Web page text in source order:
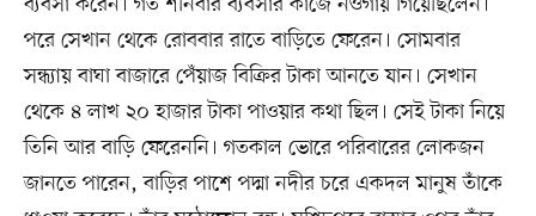
পরে সেখান থেকে রোববার রাতে বাড়িতে ফেরেন। সোমবার
সন্ধ্যায় বাঘা বাজারে পেঁয়াজ বিক্রির টাকা আনতে যান। সেখান
থেকে ৪ লাখ ২০ হাজার টাকা পাওয়ার কথা ছিল। সেই টাকা নিয়ে
তিনি আর বাড়ি ফেরেননি। গতকাল ভোরে পরিবারের লোকজন
জানতে পারেন, বাড়ির পাশে পদ্মা নদীর চরে একদল মানুষ তাঁকে